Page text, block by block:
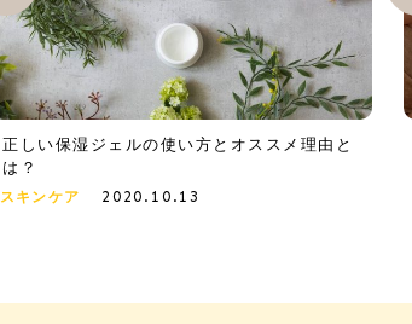
正しい保湿ジェルの使い方とオススメ理由と
は？
スキンケア 2020.10.13